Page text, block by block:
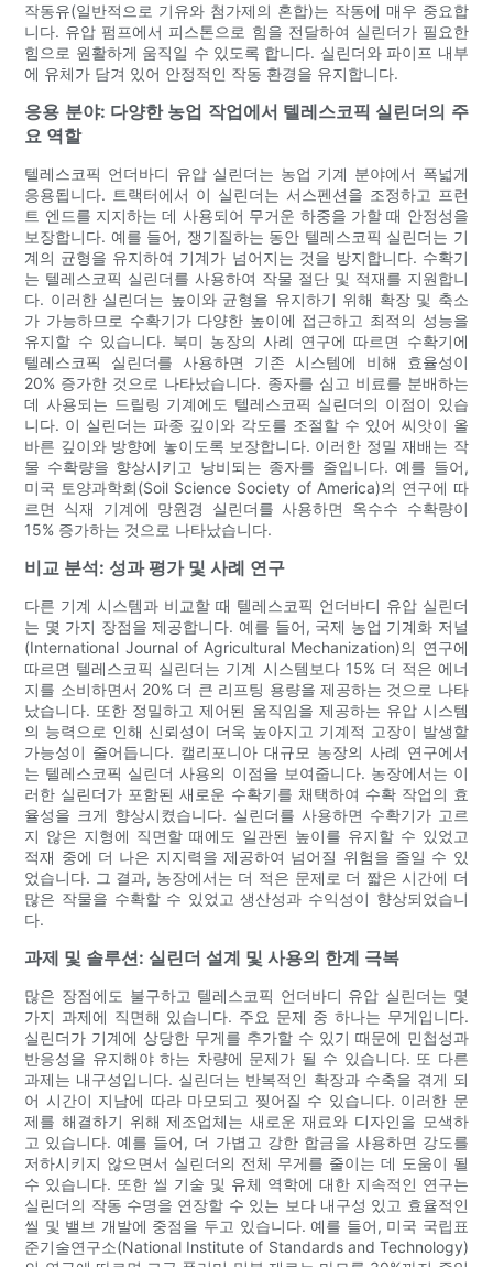
작동유(일반적으로 기유와 첨가제의 혼합)는 작동에 매우 중요합
니다. 유압 펌프에서 피스톤으로 힘을 전달하여 실린더가 필요한
힘으로 원활하게 움직일 수 있도록 합니다. 실린더와 파이프 내부
에 유체가 담겨 있어 안정적인 작동 환경을 유지합니다.
응용 분야: 다양한 농업 작업에서 텔레스코픽 실린더의 주
요 역할
텔레스코픽 언더바디 유압 실린더는 농업 기계 분야에서 폭넓게
응용됩니다. 트랙터에서 이 실린더는 서스펜션을 조정하고 프런
트 엔드를 지지하는 데 사용되어 무거운 하중을 가할 때 안정성을
보장합니다. 예를 들어, 쟁기질하는 동안 텔레스코픽 실린더는 기
계의 균형을 유지하여 기계가 넘어지는 것을 방지합니다. 수확기
는 텔레스코픽 실린더를 사용하여 작물 절단 및 적재를 지원합니
다. 이러한 실린더는 높이와 균형을 유지하기 위해 확장 및 축소
가 가능하므로 수확기가 다양한 높이에 접근하고 최적의 성능을
유지할 수 있습니다. 북미 농장의 사례 연구에 따르면 수확기에
텔레스코픽 실린더를 사용하면 기존 시스템에 비해 효율성이
20% 증가한 것으로 나타났습니다. 종자를 심고 비료를 분배하는
데 사용되는 드릴링 기계에도 텔레스코픽 실린더의 이점이 있습
니다. 이 실린더는 파종 깊이와 각도를 조절할 수 있어 씨앗이 올
바른 깊이와 방향에 놓이도록 보장합니다. 이러한 정밀 재배는 작
물 수확량을 향상시키고 낭비되는 종자를 줄입니다. 예를 들어,
미국 토양과학회(Soil Science Society of America)의 연구에 따
르면 식재 기계에 망원경 실린더를 사용하면 옥수수 수확량이
15% 증가하는 것으로 나타났습니다.
비교 분석: 성과 평가 및 사례 연구
다른 기계 시스템과 비교할 때 텔레스코픽 언더바디 유압 실린더
는 몇 가지 장점을 제공합니다. 예를 들어, 국제 농업 기계화 저널
(International Journal of Agricultural Mechanization)의 연구에
따르면 텔레스코픽 실린더는 기계 시스템보다 15% 더 적은 에너
지를 소비하면서 20% 더 큰 리프팅 용량을 제공하는 것으로 나타
났습니다. 또한 정밀하고 제어된 움직임을 제공하는 유압 시스템
의 능력으로 인해 신뢰성이 더욱 높아지고 기계적 고장이 발생할
가능성이 줄어듭니다. 캘리포니아 대규모 농장의 사례 연구에서
는 텔레스코픽 실린더 사용의 이점을 보여줍니다. 농장에서는 이
러한 실린더가 포함된 새로운 수확기를 채택하여 수확 작업의 효
율성을 크게 향상시켰습니다. 실린더를 사용하면 수확기가 고르
지 않은 지형에 직면할 때에도 일관된 높이를 유지할 수 있었고
적재 중에 ​​더 나은 지지력을 제공하여 넘어질 위험을 줄일 수 있
었습니다. 그 결과, 농장에서는 더 적은 문제로 더 짧은 시간에 더
많은 작물을 수확할 수 있었고 생산성과 수익성이 향상되었습니
다.
과제 및 솔루션: 실린더 설계 및 사용의 한계 극복
많은 장점에도 불구하고 텔레스코픽 언더바디 유압 실린더는 몇
가지 과제에 직면해 있습니다. 주요 문제 중 하나는 무게입니다.
실린더가 기계에 상당한 무게를 추가할 수 있기 때문에 민첩성과
반응성을 유지해야 하는 차량에 문제가 될 수 있습니다. 또 다른
과제는 내구성입니다. 실린더는 반복적인 확장과 수축을 겪게 되
어 시간이 지남에 따라 마모되고 찢어질 수 있습니다. 이러한 문
제를 해결하기 위해 제조업체는 새로운 재료와 디자인을 모색하
고 있습니다. 예를 들어, 더 가볍고 강한 합금을 사용하면 강도를
저하시키지 않으면서 실린더의 전체 무게를 줄이는 데 도움이 될
수 있습니다. 또한 씰 기술 및 유체 역학에 대한 지속적인 연구는
실린더의 작동 수명을 연장할 수 있는 보다 내구성 있고 효율적인
씰 및 밸브 개발에 중점을 두고 있습니다. 예를 들어, 미국 국립표
준기술연구소(National Institute of Standards and Technology)